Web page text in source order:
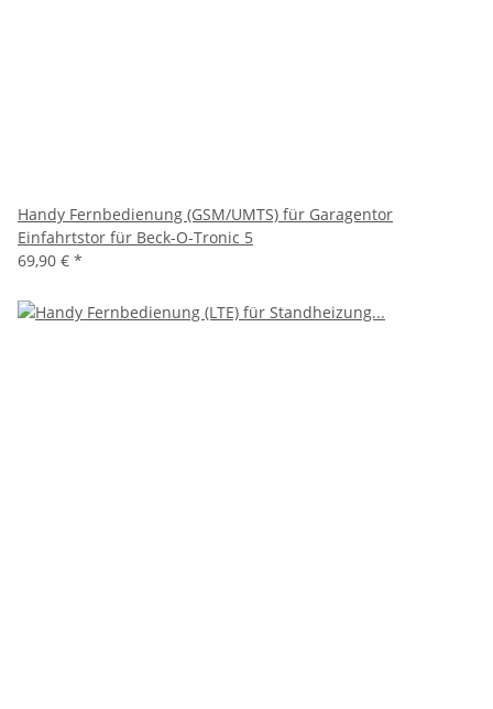
Handy Fernbedienung (GSM/UMTS) für Garagentor
Einfahrtstor für Beck-O-Tronic 5
69,90 € *